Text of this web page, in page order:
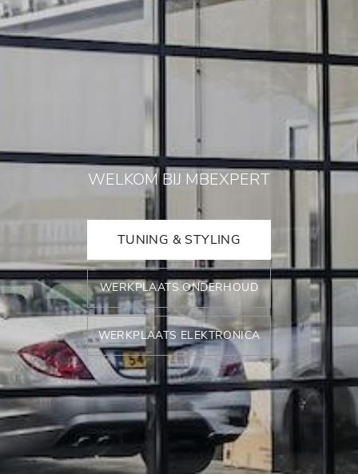
WELKOM BIJ MBEXPERT
TUNING & STYLING
WERKPLAATS ONDERHOUD
WERKPLAATS ELEKTRONICA